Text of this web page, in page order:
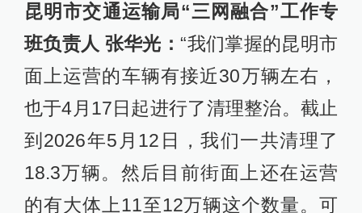
昆明市交通运输局“三网融合”工作专
班负责人 张华光：“我们掌握的昆明市
面上运营的车辆有接近30万辆左右，
也于4月17日起进行了清理整治。截止
到2026年5月12日，我们一共清理了
18.3万辆。然后目前街面上还在运营
的有大体上11至12万辆这个数量。可